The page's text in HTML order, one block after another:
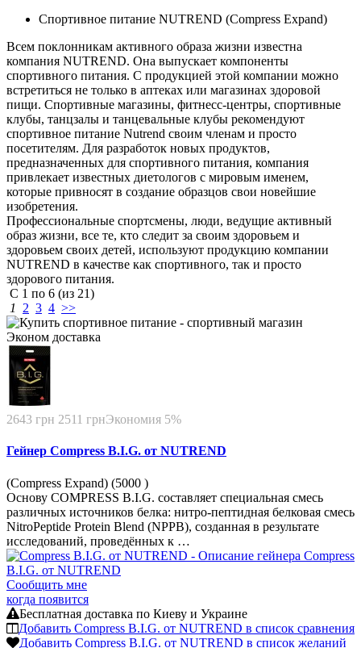
Спортивное питание NUTREND (Compress Expand)
Всем поклонникам активного образа жизни известна
компания NUTREND. Она выпускает компоненты
спортивного питания. С продукцией этой компании можно
встретиться не только в аптеках или магазинах здоровой
пищи. Спортивные магазины, фитнесс-центры, спортивные
клубы, танцзалы и танцевальные клубы рекомендуют
спортивное питание Nutrend своим членам и просто
посетителям. Для разработок новых продуктов,
предназначенных для спортивного питания, компания
привлекает известных диетологов с мировым именем,
которые привносят в создание образцов свои новейшие
изобретения.
Профессиональные спортсмены, люди, ведущие активный
образ жизни, все те, кто следит за своим здоровьем и
здоровьем своих детей, используют продукцию компании
NUTREND в качестве как спортивного, так и просто
здорового питания.
С 1 по 6 (из 21)
1
2 3 4 >>
Эконом доставка
2643 грн 2511 грнЭкономия 5%
Гейнер Compress B.I.G. от NUTREND
(Compress Expand) (5000 )
Основу COMPRESS B.I.G. составляет специальная смесь
различных источников белка: нитро-пептидная белковая смесь
NitroPeptide Protein Blend (NPPB), созданная в результате
исследований, проведённых к …
Сообщить мне
когда появится
Бесплатная доставка по Киеву и Украине
Добавить Compress B.I.G. от NUTREND в список сравнения
Добавить Compress B.I.G. от NUTREND в список желаний